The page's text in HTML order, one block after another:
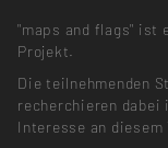
"maps and flags" ist
Projekt.
Die teilnehmenden
recherchieren dabei
Interesse an diesem